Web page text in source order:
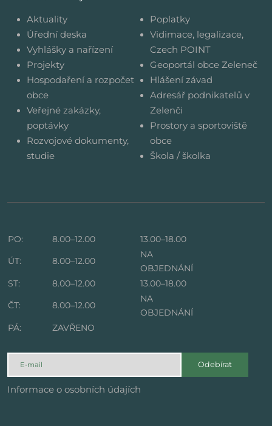
Aktuality
Úřední deska
Vyhlášky a nařízení
Projekty
Hospodaření a rozpočet
obce
Veřejné zakázky,
poptávky
Rozvojové dokumenty,
studie
Poplatky
Vidimace, legalizace,
Czech POINT
Geoportál obce Zeleneč
Hlášení závad
Adresář podnikatelů v
Zelenči
Prostory a sportoviště
obce
Škola / školka
PO: 8.00–12.00
13.00–18.00
ÚT:
8.00–12.00
NA
OBJEDNÁNÍ
ST:
8.00–12.00
13.00–18.00
ČT:
8.00–12.00
NA
OBJEDNÁNÍ
PÁ:
ZAVŘENO
Odebírat
Informace o osobních údajích